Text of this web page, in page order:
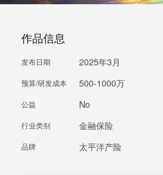
作品信息
发布日期 2025年3月
预算/研发成本 500-1000万
公益 No
行业类别 金融保险
品牌 太平洋产险